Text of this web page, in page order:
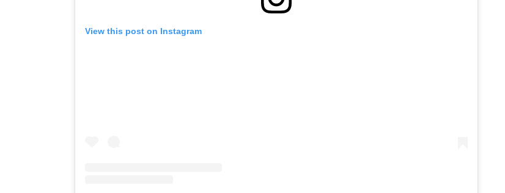
View this post on Instagram